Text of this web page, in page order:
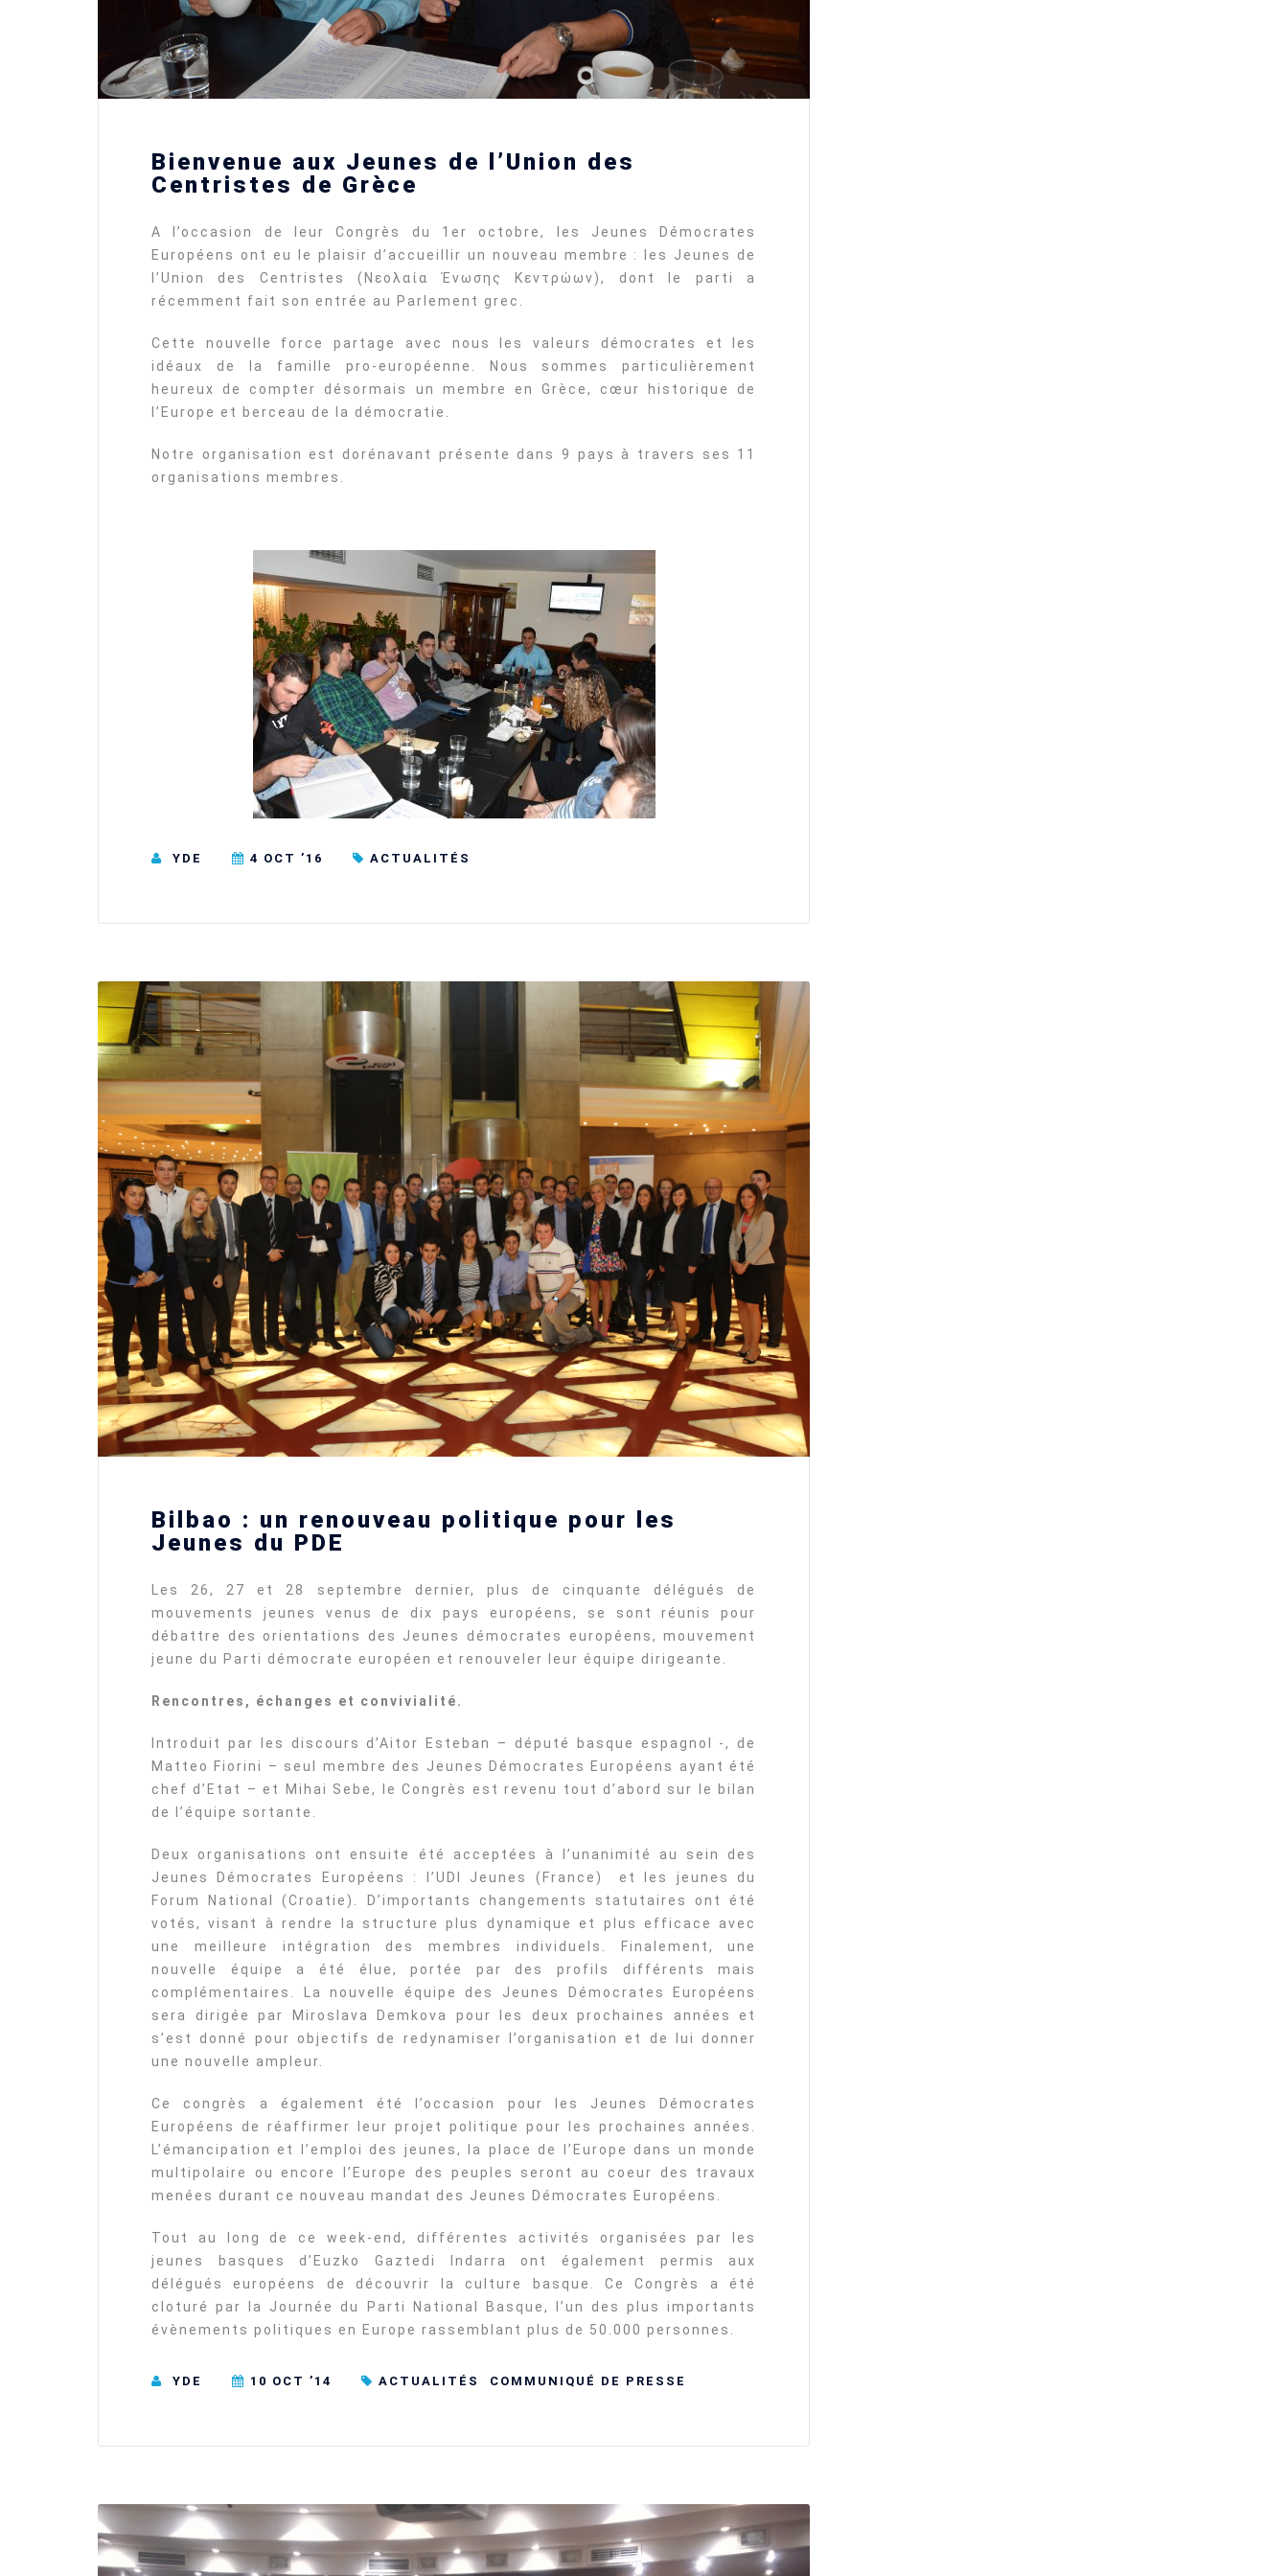
Bienvenue aux Jeunes de l’Union des
Centristes de Grèce
A l’occasion de leur Congrès du 1er octobre, les Jeunes Démocrates
Européens ont eu le plaisir d’accueillir un nouveau membre : les Jeunes de
l’Union des Centristes (Νεολαία Ένωσης Κεντρώων), dont le parti a
récemment fait son entrée au Parlement grec.
Cette nouvelle force partage avec nous les valeurs démocrates et les
idéaux de la famille pro-européenne. Nous sommes particulièrement
heureux de compter désormais un membre en Grèce, cœur historique de
l’Europe et berceau de la démocratie.
Notre organisation est dorénavant présente dans 9 pays à travers ses 11
organisations membres.
YDE 4 OCT ’16 ACTUALITÉS
Bilbao : un renouveau politique pour les
Jeunes du PDE
Les 26, 27 et 28 septembre dernier, plus de cinquante délégués de
mouvements jeunes venus de dix pays européens, se sont réunis pour
débattre des orientations des Jeunes démocrates européens, mouvement
jeune du Parti démocrate européen et renouveler leur équipe dirigeante.
Rencontres, échanges et convivialité.
Introduit par les discours d’Aitor Esteban – député basque espagnol -, de
Matteo Fiorini – seul membre des Jeunes Démocrates Européens ayant été
chef d’Etat – et Mihai Sebe, le Congrès est revenu tout d’abord sur le bilan
de l’équipe sortante.
Deux organisations ont ensuite été acceptées à l’unanimité au sein des
Jeunes Démocrates Européens : l’UDI Jeunes (France) et les jeunes du
Forum National (Croatie). D’importants changements statutaires ont été
votés, visant à rendre la structure plus dynamique et plus efficace avec
une meilleure intégration des membres individuels. Finalement, une
nouvelle équipe a été élue, portée par des profils différents mais
complémentaires. La nouvelle équipe des Jeunes Démocrates Européens
sera dirigée par Miroslava Demkova pour les deux prochaines années et
s’est donné pour objectifs de redynamiser l’organisation et de lui donner
une nouvelle ampleur.
Ce congrès a également été l’occasion pour les Jeunes Démocrates
Européens de réaffirmer leur projet politique pour les prochaines années.
L’émancipation et l’emploi des jeunes, la place de l’Europe dans un monde
multipolaire ou encore l’Europe des peuples seront au coeur des travaux
menées durant ce nouveau mandat des Jeunes Démocrates Européens.
Tout au long de ce week-end, différentes activités organisées par les
jeunes basques d’Euzko Gaztedi Indarra ont également permis aux
délégués européens de découvrir la culture basque. Ce Congrès a été
cloturé par la Journée du Parti National Basque, l’un des plus importants
évènements politiques en Europe rassemblant plus de 50.000 personnes.
YDE 10 OCT ’14 ACTUALITÉS COMMUNIQUÉ DE PRESSE